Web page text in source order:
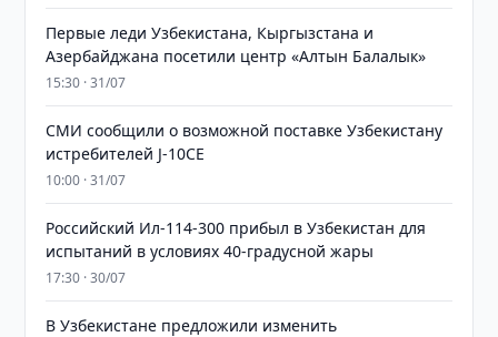
Первые леди Узбекистана, Кыргызстана и
Азербайджана посетили центр «Алтын Балалык»
15:30 · 31/07
СМИ сообщили о возможной поставке Узбекистану
истребителей J-10CE
10:00 · 31/07
Российский Ил-114-300 прибыл в Узбекистан для
испытаний в условиях 40-градусной жары
17:30 · 30/07
В Узбекистане предложили изменить